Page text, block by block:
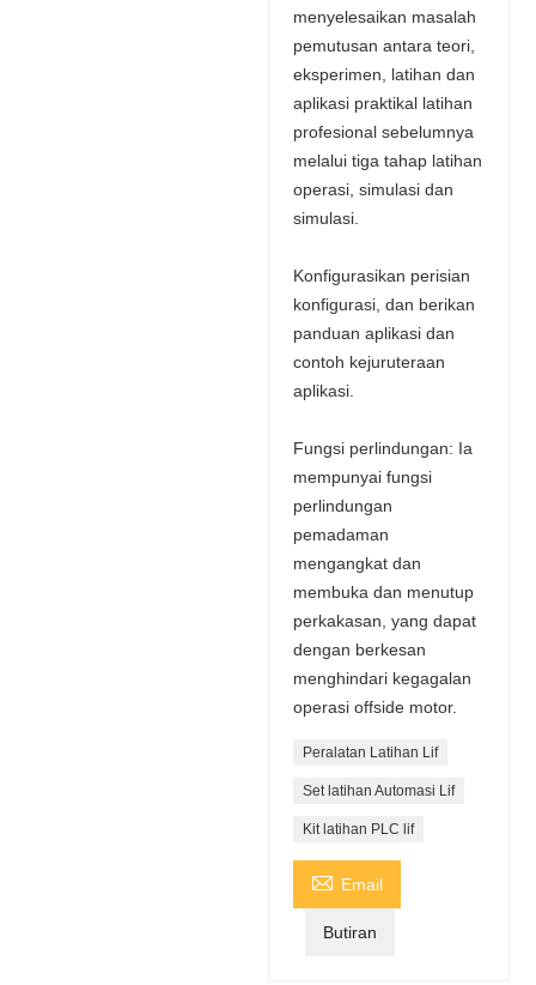
menyelesaikan masalah
pemutusan antara teori,
eksperimen, latihan dan
aplikasi praktikal latihan
profesional sebelumnya
melalui tiga tahap latihan
operasi, simulasi dan
simulasi.
Konfigurasikan perisian
konfigurasi, dan berikan
panduan aplikasi dan
contoh kejuruteraan
aplikasi.
Fungsi perlindungan: Ia
mempunyai fungsi
perlindungan
pemadaman
mengangkat dan
membuka dan menutup
perkakasan, yang dapat
dengan berkesan
menghindari kegagalan
operasi offside motor.
Peralatan Latihan Lif
Set latihan Automasi Lif
Kit latihan PLC lif
 Email
Butiran